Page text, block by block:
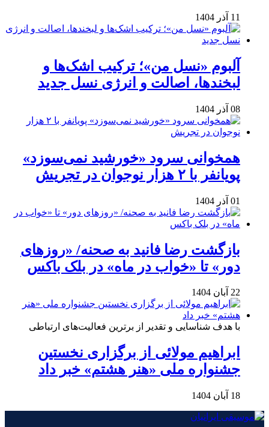
11 آذر 1404
آلبوم «نسل من»؛ ترکیب اشک‌ها و
لبخندها، اصالت و انرژی نسل جدید
08 آذر 1404
همخوانی سرود «خورشید نمی‌سوزد»
پویانفر با ۲ هزار نوجوان در تجریش
01 آذر 1404
بازگشت رضا فانید به صحنه/ «روزهای
دور» تا «خواب در ماه» در بلک باکس
22 آبان 1404
با هدف شناسایی و تقدیر از برترین فعالیت‌های ارتباطی
ابراهیم مولائی از برگزاری نخستین
جشنواره ملی «هنر هشتم» خبر داد
18 آبان 1404